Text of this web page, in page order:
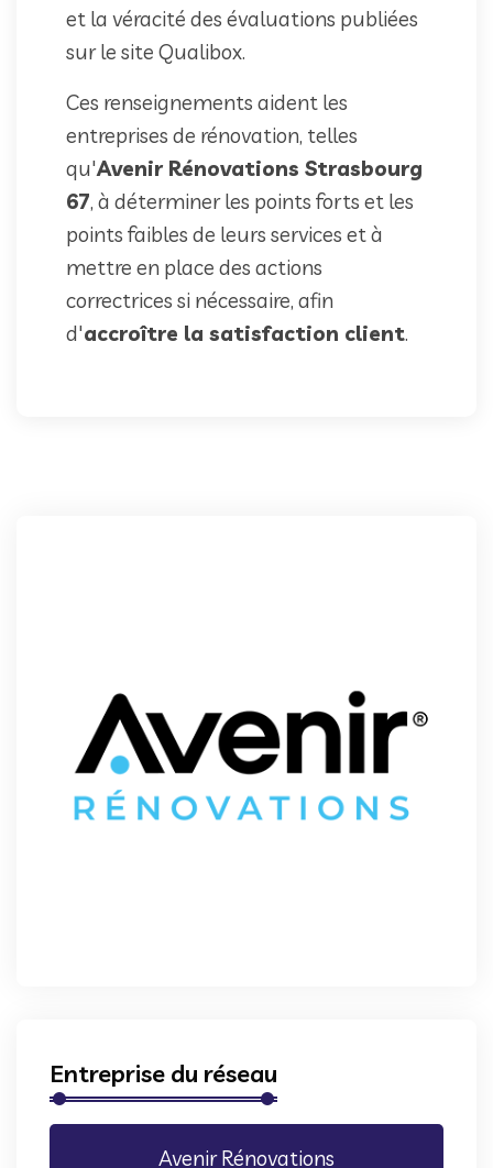
et la véracité des évaluations publiées
sur le site Qualibox.
Ces renseignements aident les
entreprises de rénovation, telles
qu'Avenir Rénovations Strasbourg
67, à déterminer les points forts et les
points faibles de leurs services et à
mettre en place des actions
correctrices si nécessaire, afin
d'accroître la satisfaction client.
Entreprise du réseau
Avenir Rénovations